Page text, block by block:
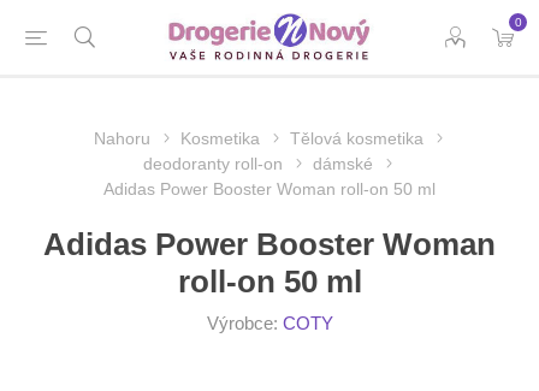
0
Nahoru Kosmetika
Tělová kosmetika
deodoranty roll-on
dámské
Adidas Power Booster Woman roll-on 50 ml
Adidas Power Booster Woman
roll-on 50 ml
Výrobce: COTY